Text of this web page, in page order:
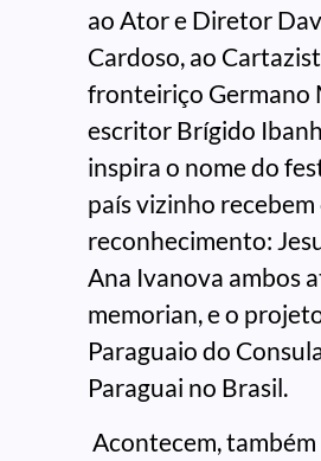
ao Ator e Diretor
Cardoso, ao
fronteiriço Germano
escritor Brígido
inspira o nome do
país vizinho recebem
reconhecimento:
Ana Ivanova ambos
memorian, e o
Paraguaio do
Paraguai no Brasil.
Acontecem, também